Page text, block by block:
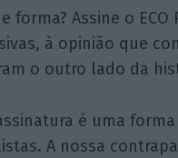
forma? Assine o
à opinião que
o outro lado da
é uma
A nossa